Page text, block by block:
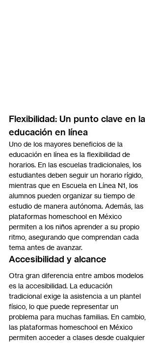
Flexibilidad: Un punto clave en la
educación en línea
Uno de los mayores beneficios de la
educación en línea es la flexibilidad de
horarios. En las escuelas tradicionales, los
estudiantes deben seguir un horario rígido,
mientras que en Escuela en Línea N1, los
alumnos pueden organizar su tiempo de
estudio de manera autónoma. Además, las
plataformas homeschool en México
permiten a los niños aprender a su propio
ritmo, asegurando que comprendan cada
tema antes de avanzar.
Accesibilidad y alcance
Otra gran diferencia entre ambos modelos
es la accesibilidad. La educación
tradicional exige la asistencia a un plantel
físico, lo que puede representar un
problema para muchas familias. En cambio,
las plataformas homeschool en México
permiten acceder a clases desde cualquier